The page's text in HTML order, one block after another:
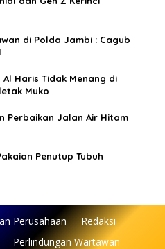
di Polda Jambi : Cagub
Haris Tidak Menang di
Muko
Perbaikan Jalan Air Hitam
Penutup Tubuh
Perusahaan
Redaksi
Perlindungan Wartawan